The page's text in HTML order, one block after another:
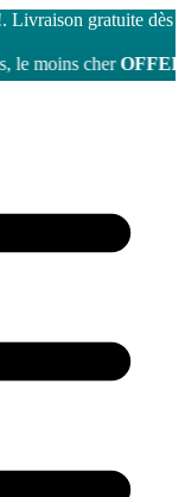
Livraison gratuite dès
OFFERT! •